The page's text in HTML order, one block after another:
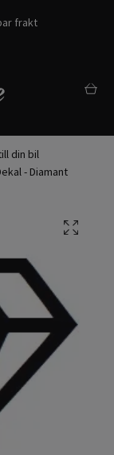
frakt
din bil
- Diamant